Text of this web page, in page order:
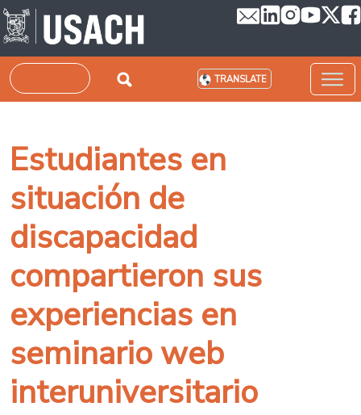
Skip to main content
Search TRANSLATE
Estudiantes en
situación de
discapacidad
compartieron sus
experiencias en
seminario web
interuniversitario